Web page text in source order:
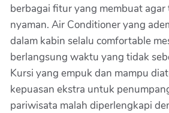
berbagai fitur yang membuat agar
nyaman. Air Conditioner yang
dalam kabin selalu comfortable
berlangsung waktu yang tidak
Kursi yang empuk dan mampu
kepuasan ekstra untuk
pariwisata malah diperlengkapi